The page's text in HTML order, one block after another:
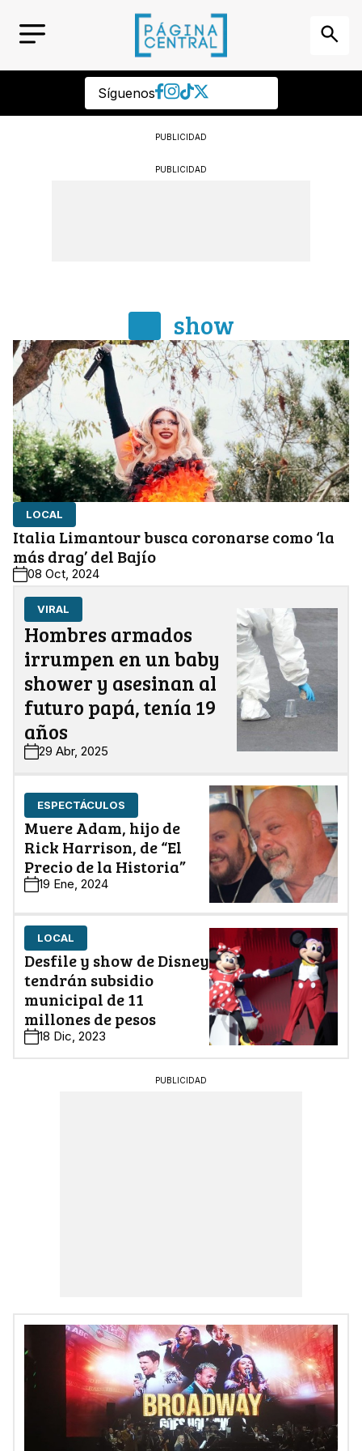
Síguenos
PUBLICIDAD
PUBLICIDAD
show
LOCAL
Italia Limantour busca coronarse como ‘la
más drag’ del Bajío
08 Oct, 2024
VIRAL
Hombres armados
irrumpen en un baby
shower y asesinan al
futuro papá, tenía 19
años
29 Abr, 2025
ESPECTÁCULOS
Muere Adam, hijo de
Rick Harrison, de “El
Precio de la Historia”
19 Ene, 2024
LOCAL
Desfile y show de Disney
tendrán subsidio
municipal de 11
millones de pesos
18 Dic, 2023
PUBLICIDAD